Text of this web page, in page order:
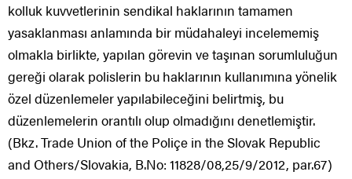
kolluk kuvvetlerinin sendikal haklarının tamamen
yasaklanması anlamında bir müdahaleyi incelememiş
olmakla birlikte, yapılan görevin ve taşınan sorumluluğun
gereği olarak polislerin bu haklarının kullanımına yönelik
özel düzenlemeler yapılabileceğini belirtmiş, bu
düzenlemelerin orantılı olup olmadığını denetlemiştir.
(Bkz. Trade Union of the Poliçe in the Slovak Republic
and Others/Slovakia, B.No: 11828/08,25/9/2012, par.67)